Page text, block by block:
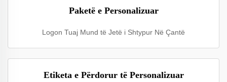
Paketë e Personalizuar
Logon Tuaj Mund të Jetë i Shtypur Në Çantë
Etiketa e Përdorur të Personalizuar